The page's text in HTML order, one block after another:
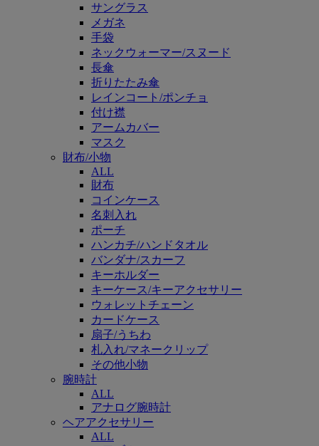
サングラス
メガネ
手袋
ネックウォーマー/スヌード
長傘
折りたたみ傘
レインコート/ポンチョ
付け襟
アームカバー
マスク
財布/小物
ALL
財布
コインケース
名刺入れ
ポーチ
ハンカチ/ハンドタオル
バンダナ/スカーフ
キーホルダー
キーケース/キーアクセサリー
ウォレットチェーン
カードケース
扇子/うちわ
札入れ/マネークリップ
その他小物
腕時計
ALL
アナログ腕時計
ヘアアクセサリー
ALL